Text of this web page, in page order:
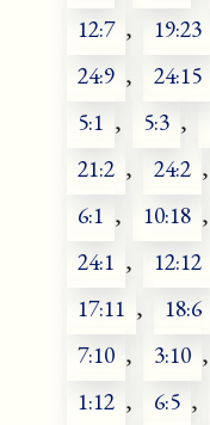
12:7 , 19:23
24:9 , 24:15
5:1 , 5:3 ,
21:2 , 24:2 ,
6:1 , 10:18 ,
24:1 , 12:12
17:11 , 18:6
7:10 , 3:10 ,
1:12 , 6:5 ,